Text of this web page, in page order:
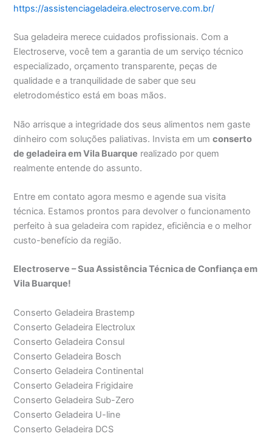
https://assistenciageladeira.electroserve.com.br/
Sua geladeira merece cuidados profissionais. Com a
Electroserve, você tem a garantia de um serviço técnico
especializado, orçamento transparente, peças de
qualidade e a tranquilidade de saber que seu
eletrodoméstico está em boas mãos.
Não arrisque a integridade dos seus alimentos nem gaste
dinheiro com soluções paliativas. Invista em umconserto
de geladeira em Vila Buarque realizado por quem
realmente entende do assunto.
Entre em contato agora mesmo e agende sua visita
técnica. Estamos prontos para devolver o funcionamento
perfeito à sua geladeira com rapidez, eficiência e o melhor
custo-benefício da região.
Electroserve – Sua Assistência Técnica de Confiança em
Vila Buarque!
Conserto Geladeira Brastemp
Conserto Geladeira Electrolux
Conserto Geladeira Consul
Conserto Geladeira Bosch
Conserto Geladeira Continental
Conserto Geladeira Frigidaire
Conserto Geladeira Sub-Zero
Conserto Geladeira U-line
Conserto Geladeira DCS